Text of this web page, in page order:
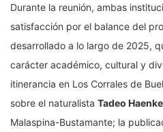
Durante la reunión, ambas
satisfacción por el balance del
desarrollado a lo largo de 2025,
carácter académico, cultural y
itinerancia en Los Corrales de
sobre el naturalista Tadeo Haenke
Malaspina-Bustamante; la